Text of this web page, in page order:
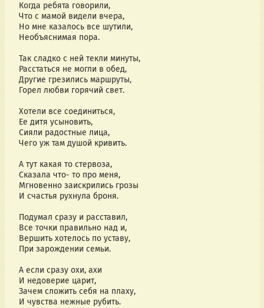
Когда ребята говорили,
Что с мамой видели вчера,
Но мне казалось все шутили,
Необъяснимая пора.
Так сладко с ней текли минуты,
Расстаться не могли в обед,
Другие грезились маршруты,
Горел любви горячий свет.
Хотели все соединиться,
Ее дитя усыновить,
Сияли радостные лица,
Чего уж там душой кривить.
А тут какая то стервоза,
Сказала что- то про меня,
Мгновенно заискрились грозы
И счастья рухнула броня.
Подумал сразу и расставил,
Все точки правильно над и,
Вершить хотелось по уставу,
При зарождении семьи.
А если сразу охи, ахи
И недоверие царит,
Зачем сложить себя на плаху,
И чувства нежные рубить.